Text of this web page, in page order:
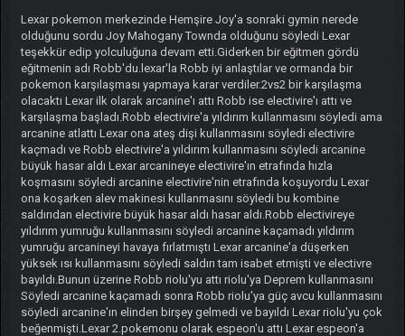
Lexar pokemon merkezinde Hemşire Joy'a sonraki gymin nerede
olduğunu sordu Joy Mahogany Townda olduğunu söyledi Lexar
teşekkür edip yolculuğuna devam etti.Giderken bir eğitmen gördü
eğitmenin adı Robb'du.lexar'la Robb iyi anlaştılar ve ormanda bir
pokemon karşılaşması yapmaya karar verdiler.2vs2 bir karşılaşma
olacaktı Lexar ilk olarak arcanine'ı attı Robb ise electivire'ı attı ve
karşılaşma başladı.Robb electivire'a yıldırım kullanmasını söyledi ama
arcanine atlattı Lexar ona ateş dişi kullanmasını söyledi electivire
kaçmadı ve Robb electivire'a yıldırım kullanmasını söyledi arcanine
büyük hasar aldı Lexar arcanineye electivire'ın etrafında hızla
koşmasını söyledi arcanine electivire'nin etrafında koşuyordu Lexar
ona koşarken alev makinesi kullanmasını söyledi bu kombine
saldırıdan electivire büyük hasar aldı hasar aldı.Robb electivireye
yıldırım yumruğu kullanmasını söyledi arcanine kaçamadı yıldırım
yumruğu arcanineyi havaya fırlatmıştı Lexar arcanine'a düşerken
yüksek ısı kullanmasını söyledi saldırı tam isabet etmişti ve electivre
bayıldı.Bunun üzerine Robb riolu'yu attı riolu'ya Deprem kullanmasını
Söyledi arcanine kaçamadı sonra Robb riolu'ya güç avcu kullanmasını
söyledi arcanine'ın elinden birşey gelmedi ve bayıldı Lexar riolu'yu çok
beğenmişti.Lexar 2.pokemonu olarak espeon'u attı Lexar espeon'a